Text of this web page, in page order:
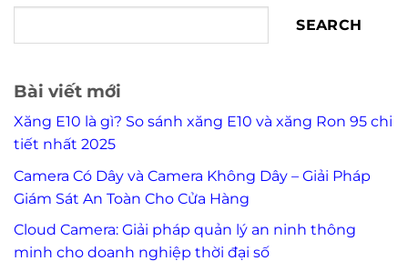
SEARCH
Bài viết mới
Xăng E10 là gì? So sánh xăng E10 và xăng Ron 95 chi
tiết nhất 2025
Camera Có Dây và Camera Không Dây – Giải Pháp
Giám Sát An Toàn Cho Cửa Hàng
Cloud Camera: Giải pháp quản lý an ninh thông
minh cho doanh nghiệp thời đại số